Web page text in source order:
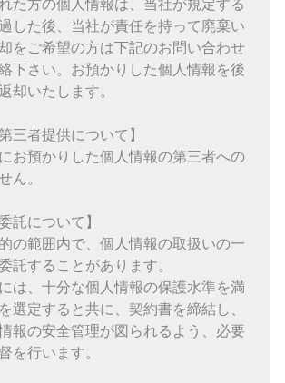
した後、当社が責任を持って廃棄い
をご希望の方は下記のお問い合わせ
下さい。お預かりした個人情報を後
却いたします。
三者提供について】
お預かりした個人情報の第三者への
ん。
託について】
の範囲内で、個人情報の取扱いの一
託することがあります。
は、十分な個人情報の保護水準を満
選定すると共に、契約書を締結し、
報の安全管理が図られるよう、必要
を行います。